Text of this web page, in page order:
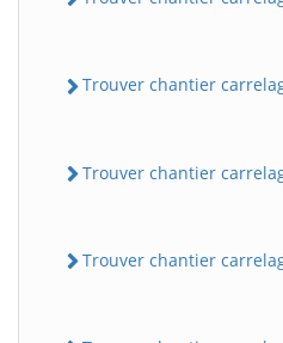
Trouver chantier
Trouver chantier
Trouver chantier